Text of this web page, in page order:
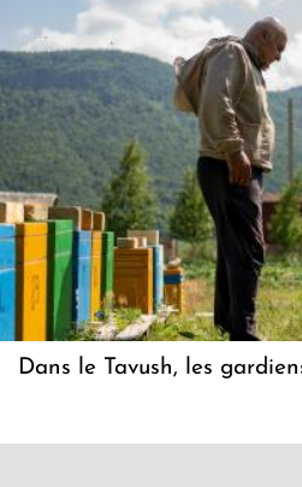
Dans le Tavush, les